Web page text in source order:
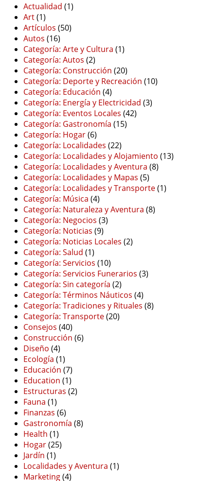
Actualidad (1)
Art(1)
Artículos (50)
Autos (16)
Categoría: Arte y Cultura (1)
Categoría: Autos (2)
Categoría: Construcción (20)
Categoría: Deporte y Recreación (10)
Categoría: Educación (4)
Categoría: Energía y Electricidad (3)
Categoría: Eventos Locales (42)
Categoría: Gastronomía (15)
Categoría: Hogar(6)
Categoría: Localidades (22)
Categoría: Localidades y Alojamiento (13)
Categoría: Localidades y Aventura (8)
Categoría: Localidades y Mapas (5)
Categoría: Localidades y Transporte(1)
Categoría: Música (4)
Categoría: Naturaleza y Aventura (8)
Categoría: Negocios (3)
Categoría: Noticias (9)
Categoría: Noticias Locales (2)
Categoría: Salud (1)
Categoría: Servicios (10)
Categoría: Servicios Funerarios (3)
Categoría: Sin categoría (2)
Categoría: Términos Náuticos (4)
Categoría: Tradiciones y Rituales (8)
Categoría: Transporte(20)
Consejos (40)
Construcción (6)
Diseño (4)
Ecología (1)
Educación (7)
Education (1)
Estructuras (2)
Fauna (1)
Finanzas (6)
Gastronomía (8)
Health (1)
Hogar(25)
Jardín (1)
Localidades y Aventura (1)
Marketing(4)